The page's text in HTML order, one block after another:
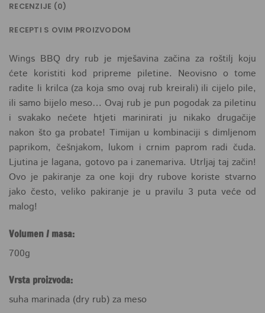
RECENZIJE (0)
RECEPTI S OVIM PROIZVODOM
Wings BBQ dry rub je mješavina začina za roštilj koju
ćete koristiti kod pripreme piletine. Neovisno o tome
radite li krilca (za koja smo ovaj rub kreirali) ili cijelo pile,
ili samo bijelo meso… Ovaj rub je pun pogodak za piletinu
i svakako nećete htjeti marinirati ju nikako drugačije
nakon što ga probate! Timijan u kombinaciji s dimljenom
paprikom, češnjakom, lukom i crnim paprom radi čuda.
Ljutina je lagana, gotovo pa i zanemariva. Utrljaj taj začin!
Ovo je pakiranje za one koji dry rubove koriste stvarno
jako često, veliko pakiranje je u pravilu 3 puta veće od
malog!
Volumen / masa:
700g
Vrsta proizvoda:
suha marinada (dry rub) za meso